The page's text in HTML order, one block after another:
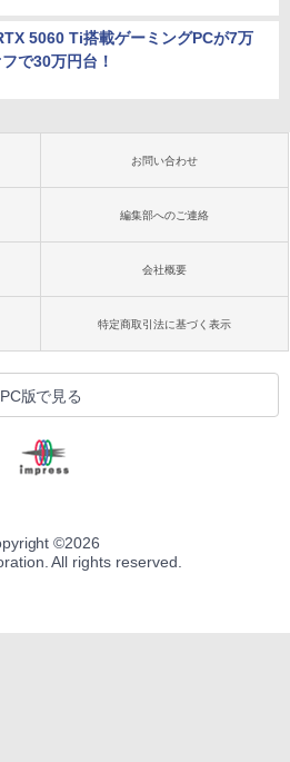
5060 Ti搭載ゲーミングPCが7万
で30万円台！
お問い合わせ
編集部へのご連絡
会社概要
特定商取引法に基づく表示
PC版で見る
©2026
All rights reserved.